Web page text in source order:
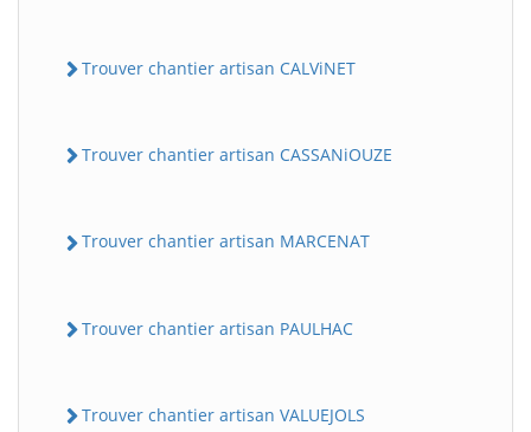
Trouver chantier artisan CALViNET
Trouver chantier artisan CASSANiOUZE
Trouver chantier artisan MARCENAT
Trouver chantier artisan PAULHAC
Trouver chantier artisan VALUEJOLS